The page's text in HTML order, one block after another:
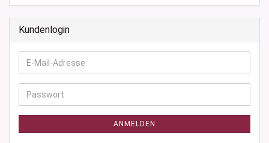
Kundenlogin
E-
Mail-
Adresse
Passwort
ANMELDEN